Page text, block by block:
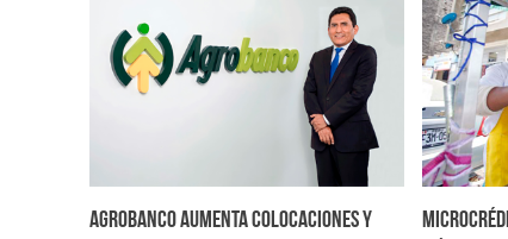
Agrobanco aumenta colocaciones y